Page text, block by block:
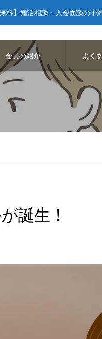
無料】婚活相談・入会面談の予
会員の紹介 よく
誕生！